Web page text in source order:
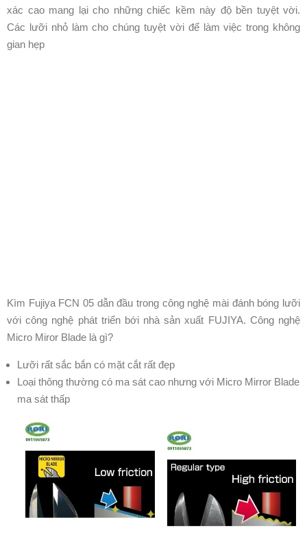
xác cao mang lại cho những chiếc kềm này độ bền tuyệt vời.
Các lưỡi nhỏ làm cho chúng tuyệt vời để làm việc trong không
gian hẹp
Kìm Fujiya FCN 05 dẫn đầu trong công nghệ mài đánh bóng lưỡi
với công nghệ phát triển bới nhà sản xuất FUJIYA. Công nghệ
Micro Miror Blade là gì?
Lưỡi rất sắc bắn có mặt cắt rất đẹp
Loại thông thường có ma sát cao nhưng với Micro Mirror Blade
ma sát thấp